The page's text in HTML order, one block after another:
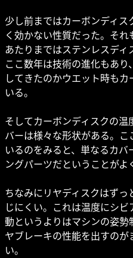
少し前まではカーボンディ
く効かない性質だった。そ
あたりまではステンレスディ
ここ数年は技術の進化もあ
してきたのかウエット時も
いる。
そしてカーボンディスクの
バーは様々な形状がある。
いるのをみると、単なるカ
ングパーツだということがよ
ちなみにリヤディスクはず
じにくい。これは温度にシ
動というよりはマシンの姿
ヤブレーキの性能を出すの
い。